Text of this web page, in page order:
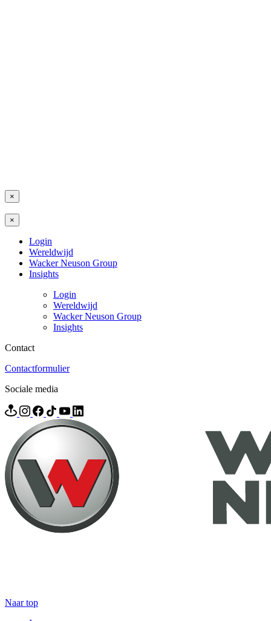
×
×
Login
Wereldwijd
Wacker Neuson Group
Insights
Login
Wereldwijd
Wacker Neuson Group
Insights
Contact
Contactformulier
Sociale media
Naar top